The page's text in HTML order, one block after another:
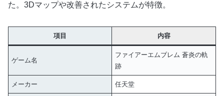
た。3Dマップや改善されたシステムが特徴。
項目 内容
ゲーム名
ファイアーエムブレム 蒼炎の軌
跡
メーカー 任天堂